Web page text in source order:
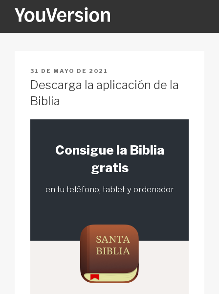
YOUVERSION
PUBLICADO
EN
31 DE MAYO DE 2021
Descarga la aplicación de la
Biblia
Consigue la Biblia
gratis
en tu teléfono, tablet y ordenador